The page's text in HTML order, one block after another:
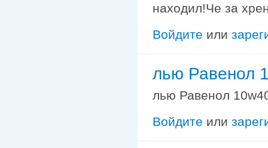
находил!Че за
Войдите или
лью Равенол
лью Равенол
Войдите или